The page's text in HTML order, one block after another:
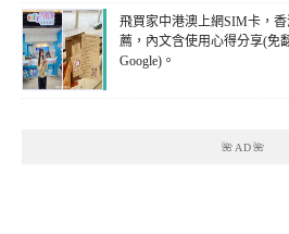
飛買家中港澳上網SIM卡，
薦，內文含使用心得分享(免
Google)。
🌺AD🌺